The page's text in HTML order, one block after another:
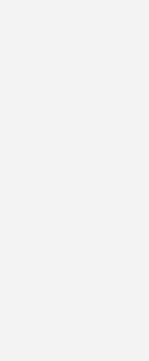
rund um
regionalen
Impulse